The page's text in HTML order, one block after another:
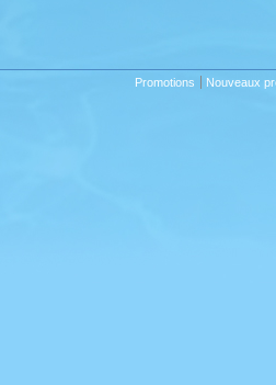
Promotions Nouveaux